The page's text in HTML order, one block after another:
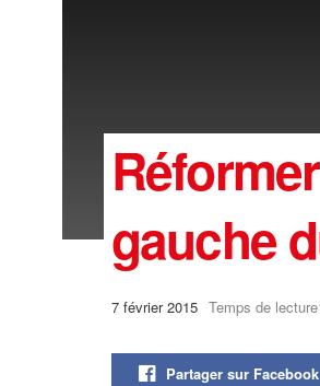
gauche
7 février 2015 Temps de
Partager sur Facebook